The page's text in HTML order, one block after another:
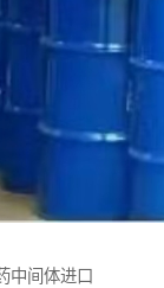
中间体进口